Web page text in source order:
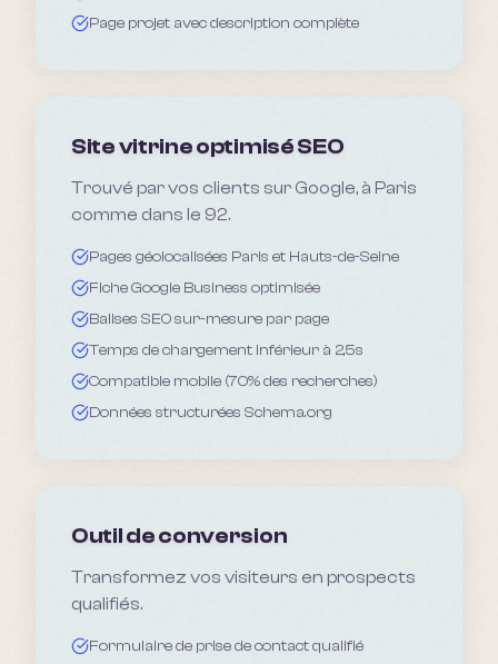
Page projet avec description complète
Site vitrine optimisé SEO
Trouvé par vos clients sur Google, à Paris
comme dans le 92.
Pages géolocalisées Paris et Hauts-de-Seine
Fiche Google Business optimisée
Balises SEO sur-mesure par page
Temps de chargement inférieur à 2,5s
Compatible mobile (70% des recherches)
Données structurées Schema.org
Outil de conversion
Transformez vos visiteurs en prospects
qualifiés.
Formulaire de prise de contact qualifié